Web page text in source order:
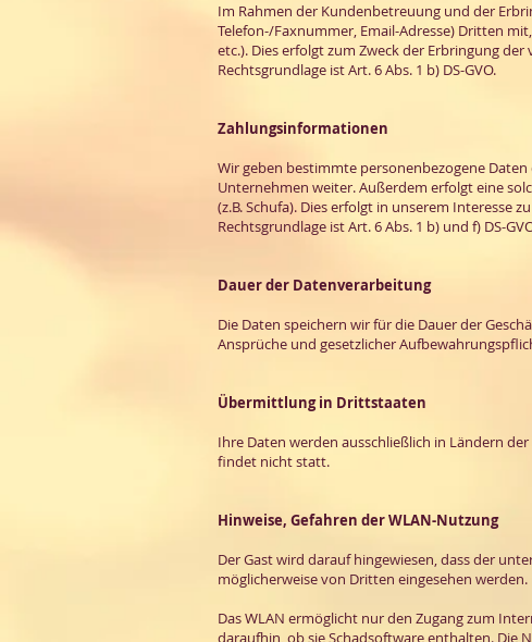
Im Rahmen der Kundenbetreuung und der
Telefon-/Faxnummer, Email-Adresse) Dritten
etc.). Dies erfolgt zum Zweck der Erbringung
Rechtsgrundlage ist Art. 6 Abs. 1 b) DS-GVO.
Zahlungsinformationen
Wir geben bestimmte personenbezogene
Unternehmen weiter. Außerdem erfolgt eine
(z.B. Schufa). Dies erfolgt in unserem Interesse
Rechtsgrundlage ist Art. 6 Abs. 1 b) und f) DS-
Dauer der Datenverarbeitung
Die Daten speichern wir für die Dauer der
Ansprüche und gesetzlicher
Übermittlung in Drittstaaten
Ihre Daten werden ausschließlich in Ländern
findet nicht statt.
Hinweise, Gefahren der WLAN-Nutzung
Der Gast wird darauf hingewiesen, dass der
möglicherweise von Dritten eingesehen werden.
Das WLAN ermöglicht nur den Zugang zum
daraufhin, ob sie Schadsoftware enthalten. Die